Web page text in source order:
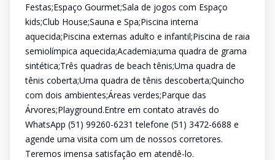
Festas;Espaço Gourmet;Sala de jogos com Espaço
kids;Club House;Sauna e Spa;Piscina interna
aquecida;Piscina externas adulto e infantil;Piscina de raia
semiolímpica aquecida;Academia;uma quadra de grama
sintética;Três quadras de beach tênis;Uma quadra de
tênis coberta;Uma quadra de tênis descoberta;Quincho
com dois ambientes;Áreas verdes;Parque das
Árvores;Playground.Entre em contato através do
WhatsApp (51) 99260-6231 telefone (51) 3472-6688 e
agende uma visita com um de nossos corretores.
Teremos imensa satisfação em atendê-lo.